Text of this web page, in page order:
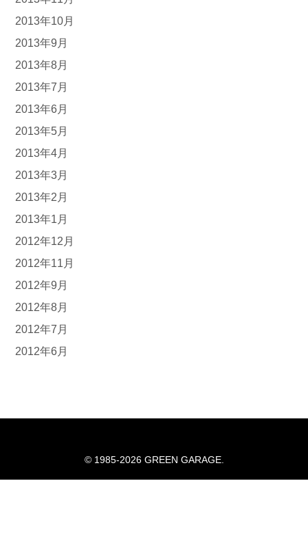
2013年10月
2013年9月
2013年8月
2013年7月
2013年6月
2013年5月
2013年4月
2013年3月
2013年2月
2013年1月
2012年12月
2012年11月
2012年9月
2012年8月
2012年7月
2012年6月
© 1985-2026 GREEN GARAGE.